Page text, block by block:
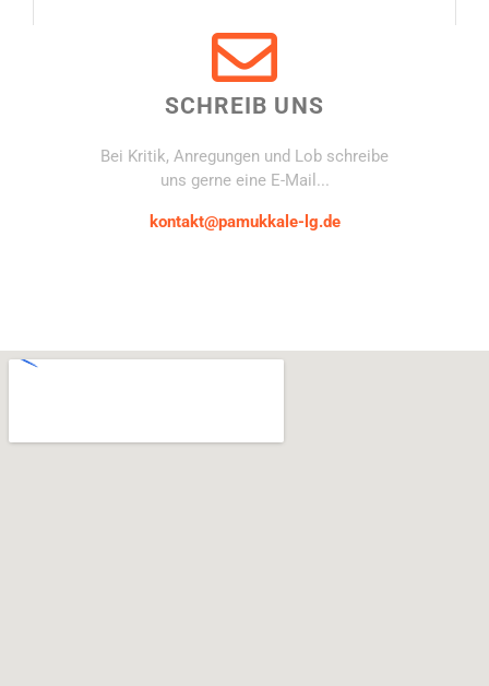
SCHREIB UNS
Bei Kritik, Anregungen und Lob schreibe
uns gerne eine E-Mail...
kontakt@pamukkale-lg.de